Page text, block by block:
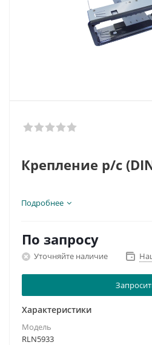
Крепление р/с
Подробнее
По запросу
Уточняйте наличие
Характеристики
Модель
RLN5933